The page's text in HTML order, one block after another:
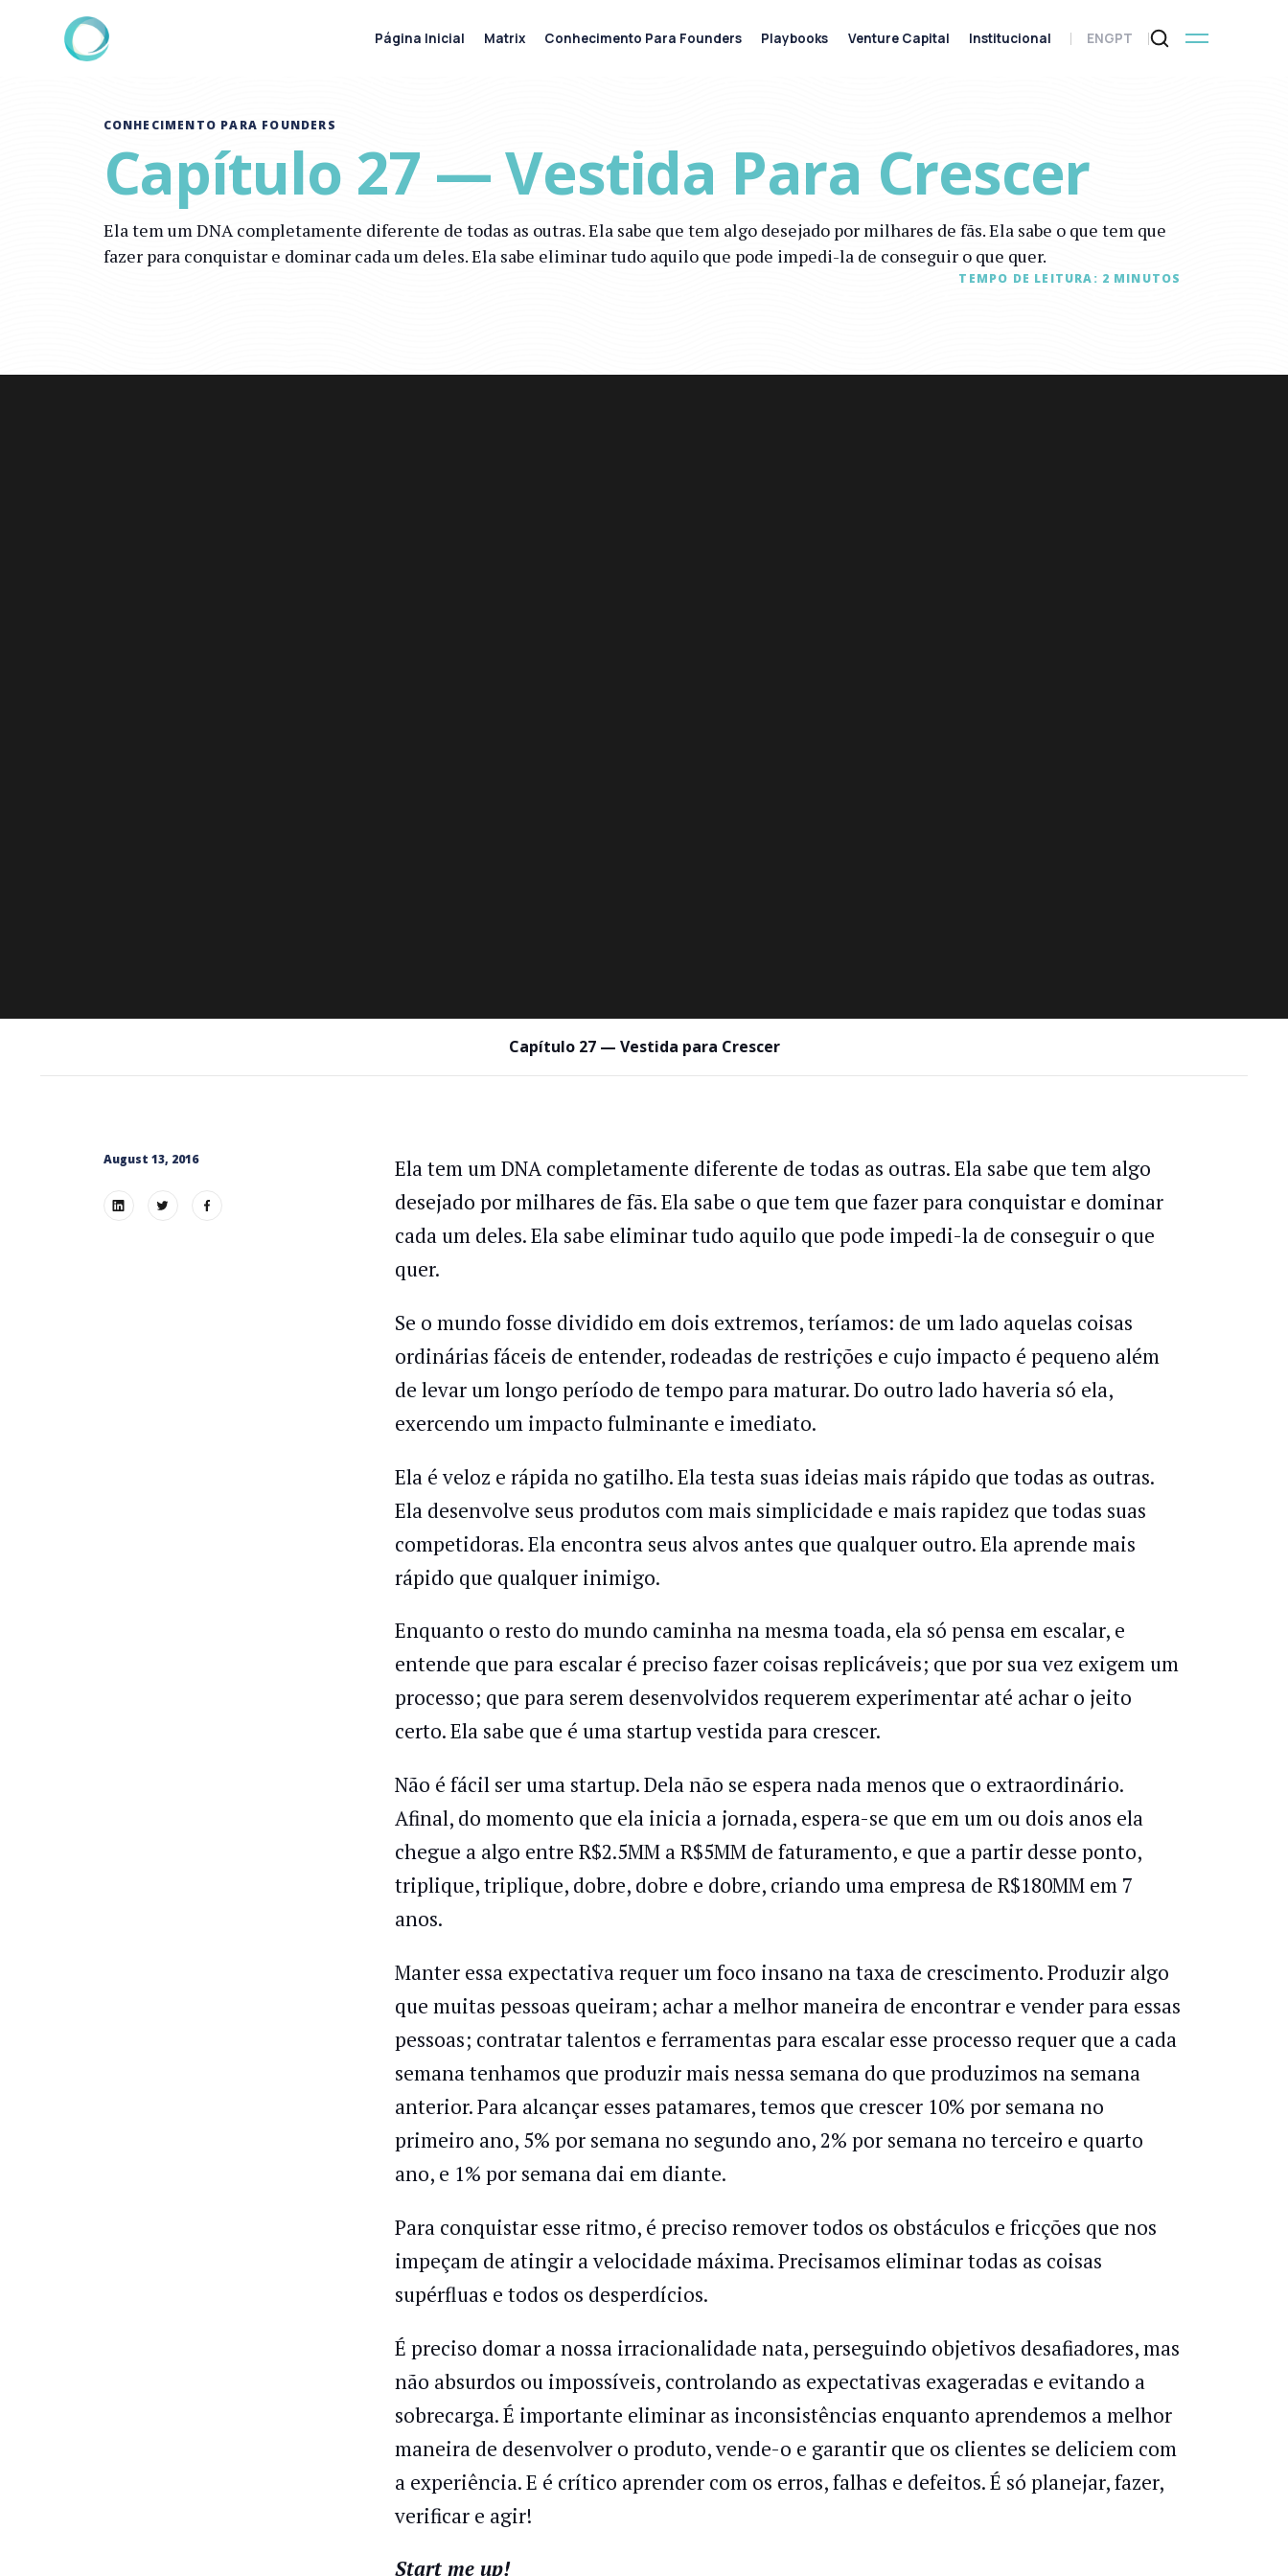
CONHECIMENTO PARA FOUNDERS
Capítulo 27 — Vestida Para Crescer
Ela tem um DNA completamente diferente de todas as outras. Ela sabe que tem algo desejado por milhares de fãs. Ela sabe o que tem que
fazer para conquistar e dominar cada um deles. Ela sabe eliminar tudo aquilo que pode impedi-la de conseguir o que quer.
TEMPO DE LEITURA: 2 MINUTOS
Capítulo 27 — Vestida para Crescer
August 13, 2016
Ela tem um DNA completamente diferente de todas as outras. Ela sabe que tem algo
desejado por milhares de fãs. Ela sabe o que tem que fazer para conquistar e dominar
cada um deles. Ela sabe eliminar tudo aquilo que pode impedi-la de conseguir o que
quer.
Se o mundo fosse dividido em dois extremos, teríamos: de um lado aquelas coisas
ordinárias fáceis de entender, rodeadas de restrições e cujo impacto é pequeno além
de levar um longo período de tempo para maturar. Do outro lado haveria só ela,
exercendo um impacto fulminante e imediato.
Ela é veloz e rápida no gatilho. Ela testa suas ideias mais rápido que todas as outras.
Ela desenvolve seus produtos com mais simplicidade e mais rapidez que todas suas
competidoras. Ela encontra seus alvos antes que qualquer outro. Ela aprende mais
rápido que qualquer inimigo.
Enquanto o resto do mundo caminha na mesma toada, ela só pensa em escalar, e
entende que para escalar é preciso fazer coisas replicáveis; que por sua vez exigem um
processo; que para serem desenvolvidos requerem experimentar até achar o jeito
certo. Ela sabe que é uma startup vestida para crescer.
Não é fácil ser uma startup. Dela não se espera nada menos que o extraordinário.
Afinal, do momento que ela inicia a jornada, espera-se que em um ou dois anos ela
chegue a algo entre R$2.5MM a R$5MM de faturamento, e que a partir desse ponto,
triplique, triplique, dobre, dobre e dobre, criando uma empresa de R$180MM em 7
anos.
Manter essa expectativa requer um foco insano na taxa de crescimento. Produzir algo
que muitas pessoas queiram; achar a melhor maneira de encontrar e vender para essas
pessoas; contratar talentos e ferramentas para escalar esse processo requer que a cada
semana tenhamos que produzir mais nessa semana do que produzimos na semana
anterior. Para alcançar esses patamares, temos que crescer 10% por semana no
primeiro ano, 5% por semana no segundo ano, 2% por semana no terceiro e quarto
ano, e 1% por semana dai em diante.
Para conquistar esse ritmo, é preciso remover todos os obstáculos e fricções que nos
impeçam de atingir a velocidade máxima. Precisamos eliminar todas as coisas
supérfluas e todos os desperdícios.
É preciso domar a nossa irracionalidade nata, perseguindo objetivos desafiadores, mas
não absurdos ou impossíveis, controlando as expectativas exageradas e evitando a
sobrecarga. É importante eliminar as inconsistências enquanto aprendemos a melhor
maneira de desenvolver o produto, vende-o e garantir que os clientes se deliciem com
a experiência. E é crítico aprender com os erros, falhas e defeitos. É só planejar, fazer,
verificar e agir!
Start me up!
Página Inicial Matrix Conhecimento Para Founders Playbooks Venture Capital Institucional ENGPT